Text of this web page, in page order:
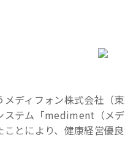
ディフォン株式会社（
テム「mediment（メ
ことにより、健康経営